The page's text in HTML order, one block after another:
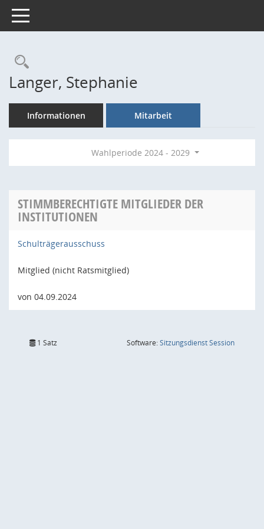
Toggle navigation
Rechercheauswahl
Langer, Stephanie
Informationen Mitarbeit
Wahlperiode 2024 - 2029
STIMMBERECHTIGTE MITGLIEDER DER
INSTITUTIONEN
Schulträgerausschuss
Mitglied (nicht Ratsmitglied)
von 04.09.2024
1 Satz Software:SitzungsdienstSession(Wird in